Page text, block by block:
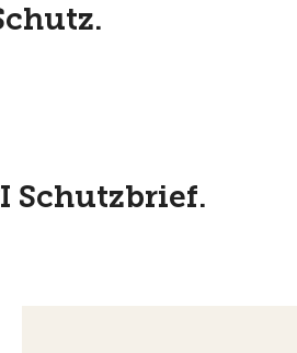
Schutzbrief.